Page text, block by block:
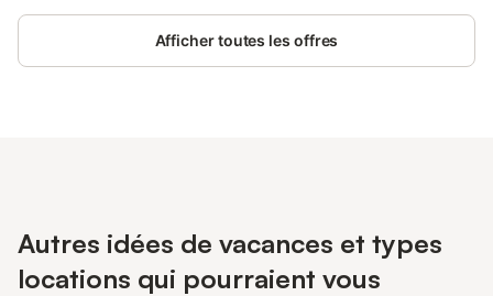
Afficher toutes les offres
Autres idées de vacances et types
locations qui pourraient vous